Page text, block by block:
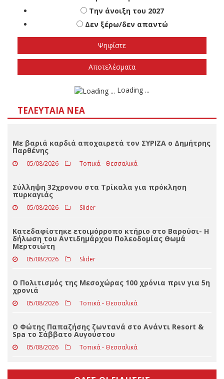
Πότε πιστεύετε ότι θα γίνουν οι εθνικές
εκλογές
Το φθινόπωρο του 2026
Την άνοιξη του 2027
Δεν ξέρω/δεν απαντώ
ΤΕΛΕΥΤΑΊΑ ΝΈΑ
Με βαριά καρδιά αποχαιρετά τον ΣΥΡΙΖΑ ο Δημήτρης
Παρθένης
05/08/2026 Τοπικά - Θεσσαλικά
Σύλληψη 32χρονου στα Τρίκαλα για πρόκληση
πυρκαγιάς
05/08/2026
δήλωση του Αντιδημάρχου Πολεοδομίας Θωμά
Μερτσιώτη
05/08/2026 Slider
Ο Πολιτισμός της Μεσοχώρας 100 χρόνια πριν για 5η
χρονιά
05/08/2026 Τοπικά - Θεσσαλικά
Ο Φώτης Παπαζήσης ζωντανά στο Ανάντι Resort &